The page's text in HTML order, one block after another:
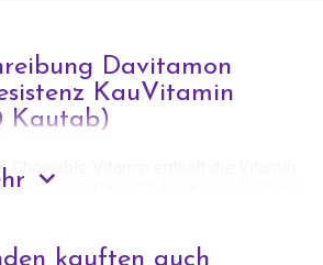
Davitamon
KauVitamin
Kautab)
Chewable Vitamin enthält die Vitamin
als Ergänzung zur Ernährung benötigt
pro Tagesdosis von 1-3 Kautab: